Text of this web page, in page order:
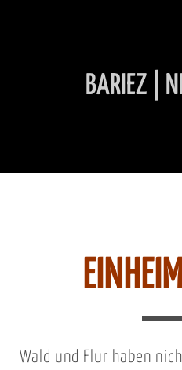
Wald und Flur haben
BARIEZ |